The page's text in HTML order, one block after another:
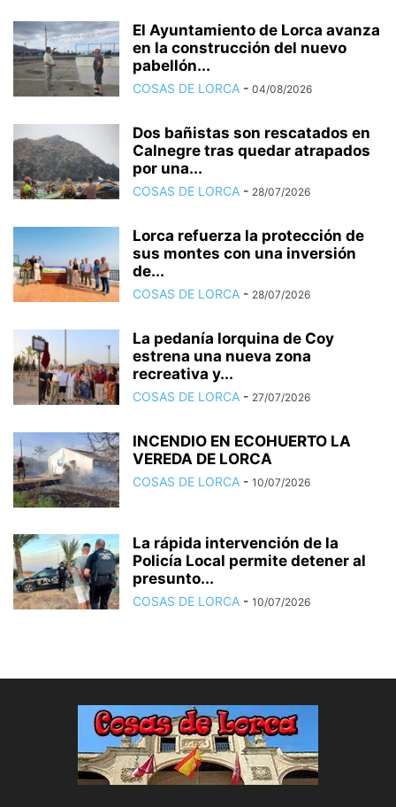
El Ayuntamiento de Lorca avanza
en la construcción del nuevo
pabellón...
COSAS DE LORCA - 04/08/2026
Dos bañistas son rescatados en
Calnegre tras quedar atrapados
por una...
COSAS DE LORCA - 28/07/2026
Lorca refuerza la protección de
sus montes con una inversión
de...
COSAS DE LORCA - 28/07/2026
La pedanía lorquina de Coy
estrena una nueva zona
recreativa y...
COSAS DE LORCA - 27/07/2026
INCENDIO EN ECOHUERTO LA
VEREDA DE LORCA
COSAS DE LORCA - 10/07/2026
La rápida intervención de la
Policía Local permite detener al
presunto...
COSAS DE LORCA - 10/07/2026